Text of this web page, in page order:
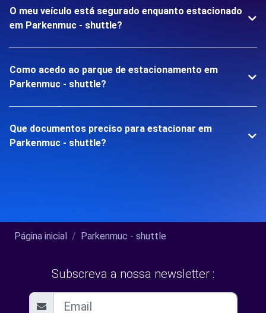
O meu veículo está segurado enquanto estacionado
em Parkenmuc - shuttle?
Como acedo ao parque de estacionamento em
Parkenmuc - shuttle?
Que documentos preciso para estacionar em
Parkenmuc - shuttle?
Página inicial Parkenmuc - shuttle
Subscreva a nossa newsletter :